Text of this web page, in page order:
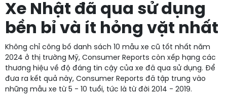
Xe Nhật đã qua sử dụng
bền bỉ và ít hỏng vặt nhất
Không chỉ công bố danh sách 10 mẫu xe cũ tốt nhất năm
2024 ở thị trường Mỹ, Consumer Reports còn xếp hạng các
thương hiệu về độ đáng tin cậy của xe đã qua sử dụng. Để
đưa ra kết quả này, Consumer Reports đã tập trung vào
những mẫu xe từ 5 - 10 tuổi, tức là từ đời 2014 - 2019.